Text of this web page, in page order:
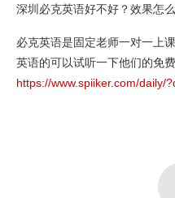
深圳必克英语好不好？效果怎
必克英语是固定老师一对一上
英语的可以试听一下他们的免
https://www.spiiker.com/daily/